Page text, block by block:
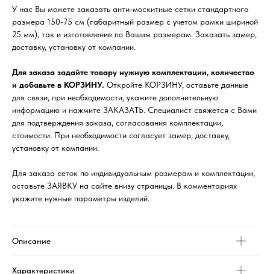
У нас Вы можете заказать анти-москитные сетки стандартного
размера 150-75 см (габаритный размер с учетом рамки шириной
25 мм), так и изготовление по Вашим размерам. Заказать замер,
доставку, установку от компании.
Для заказа задайте товару нужную комплектации, количество
и добавьте в КОРЗИНУ. Откройте КОРЗИНУ, оставьте данные
для связи, при необходимости, укажите дополнительную
информацию и нажмите ЗАКАЗАТЬ. Специалист свяжется с Вами
для подтверждения заказа, согласования комплектации,
стоимости. При необходимости согласует замер, доставку,
установку от компании.
Для заказа сеток по индивидуальным размерам и комплектации,
оставьте ЗАЯВКУ на сайте внизу страницы. В комментариях
укажите нужные параметры изделий.
Описание
Характеристики